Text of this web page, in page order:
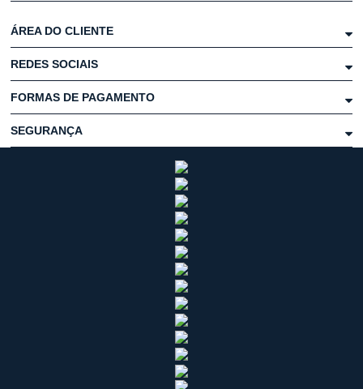
ÁREA DO CLIENTE
REDES SOCIAIS
FORMAS DE PAGAMENTO
SEGURANÇA